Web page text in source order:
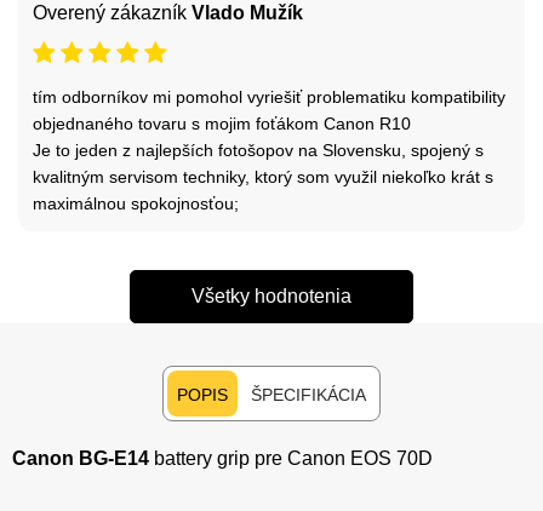
Overený zákazník Vlado Mužík
tím odborníkov mi pomohol vyriešiť problematiku kompatibility
objednaného tovaru s mojim foťákom Canon R10
Je to jeden z najlepších fotošopov na Slovensku, spojený s
kvalitným servisom techniky, ktorý som využil niekoľko krát s
maximálnou spokojnosťou;
Všetky hodnotenia
POPIS ŠPECIFIKÁCIA
Canon BG-E14 battery grip pre Canon EOS 70D